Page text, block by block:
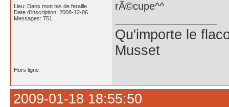
Lieu: Dans mon tas de feraille
Date d'inscription: 2008-12-06
Messages: 751
rÃ©cupe^^
Qu'importe le
Musset
Hors ligne
2009-01-18 18:55:50